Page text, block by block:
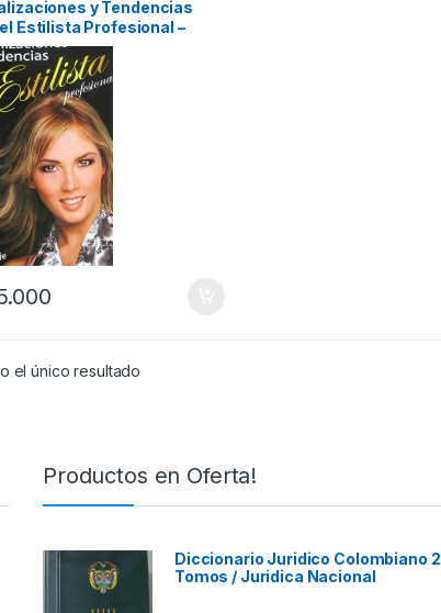
y Tendencias
Estilista Profesional –
el único resultado
Productos en Oferta!
Diccionario Juridico Colombiano 2
Tomos / Juridica Nacional